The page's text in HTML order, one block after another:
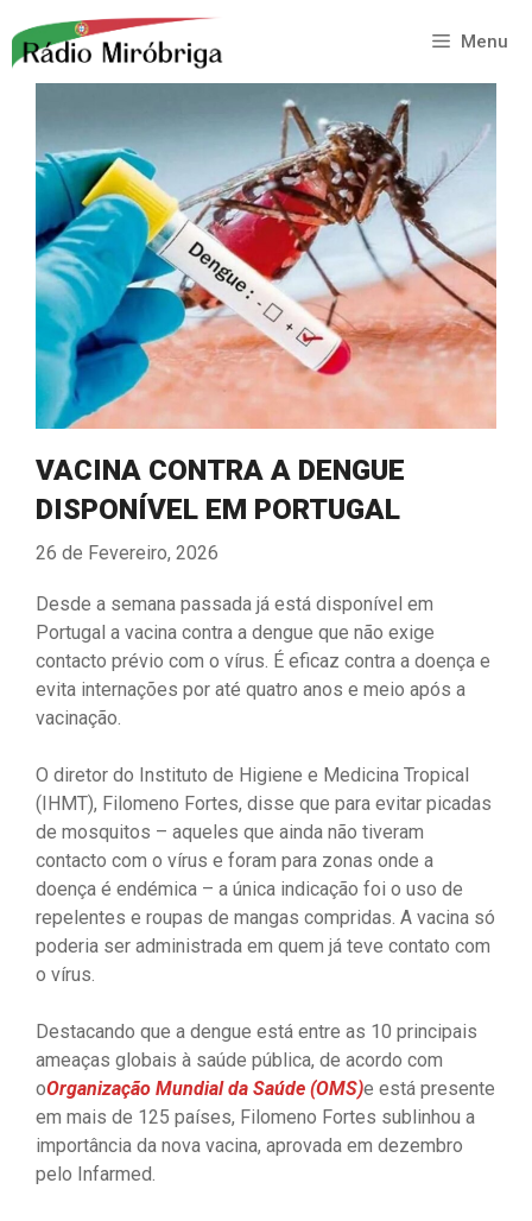
para
Menu
VACINA CONTRA A DENGUE
DISPONÍVEL EM PORTUGAL
26 de Fevereiro, 2026
Desde a semana passada já está disponível em
Portugal a vacina contra a dengue que não exige
contacto prévio com o vírus. É eficaz contra a doença e
evita internações por até quatro anos e meio após a
vacinação.
O diretor do Instituto de Higiene e Medicina Tropical
(IHMT), Filomeno Fortes, disse que para evitar picadas
de mosquitos – aqueles que ainda não tiveram
contacto com o vírus e foram para zonas onde a
doença é endémica – a única indicação foi o uso de
repelentes e roupas de mangas compridas. A vacina só
poderia ser administrada em quem já teve contato com
o vírus.
Destacando que a dengue está entre as 10 principais
ameaças globais à saúde pública, de acordo com
oOrganização Mundial da Saúde (OMS)e está presente
em mais de 125 países, Filomeno Fortes sublinhou a
importância da nova vacina, aprovada em dezembro
pelo Infarmed.